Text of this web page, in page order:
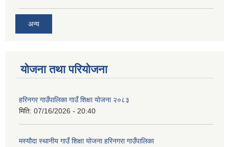
अन्य
योजना तथा परियोजना
हरिनगर गाउँपालिका गाउँ शिक्षा योजना २०८३
मिति: 07/16/2026 - 20:40
मस्यौदा स्थानीय गाउँ शिक्षा योजना हरिनगरा गाउँपालिका